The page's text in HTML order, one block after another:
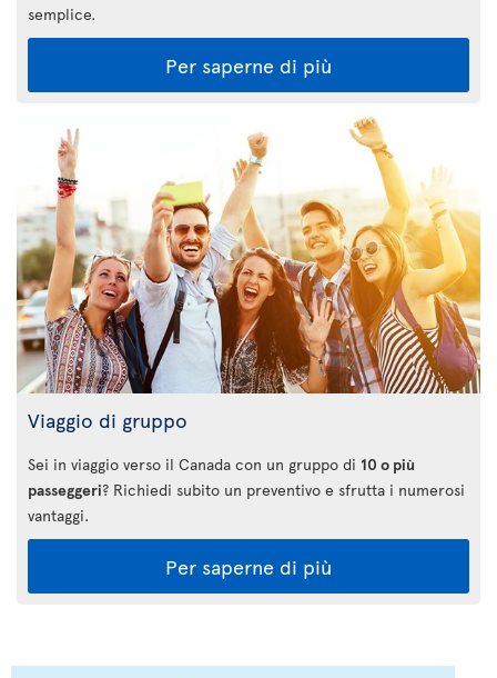
semplice.
Per saperne di più
Viaggio di gruppo
Sei in viaggio verso il Canada con un gruppo di 10 o più
passeggeri? Richiedi subito un preventivo e sfrutta i numerosi
vantaggi.
Per saperne di più